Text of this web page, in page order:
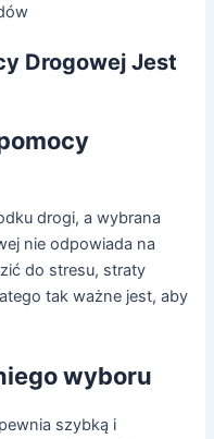
Drogowej Jest
drogi, a wybrana
nie odpowiada na
do stresu, straty
tak ważne jest, aby
wyboru
szybką i